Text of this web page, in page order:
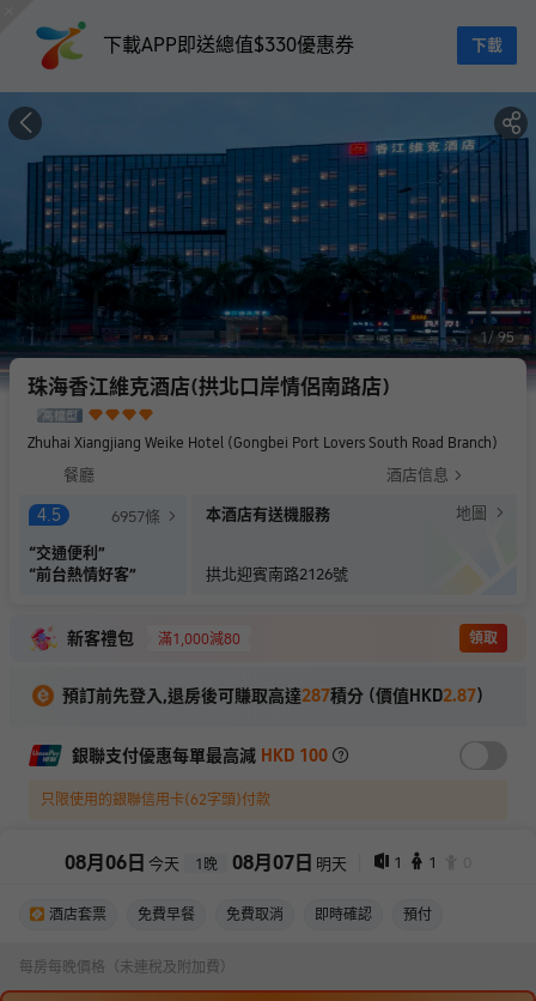
下載APP即送總值$330優惠券 下載
1 95
珠海香江維克酒店(拱北口岸情侶南路店)
Zhuhai Xiangjiang Weike Hotel (Gongbei Port Lovers South Road Branch)
餐廳 酒店信息
4.5 6957條
“交通便利 ”
“前台熱情好客”
本酒店有送機服務 地圖
拱北迎賓南路2126號
新客禮包 滿1,000減80 領取
預訂前先登入,退房後可賺取高達287積分 (價值HKD2.87)
銀聯支付優惠每單最高減 HKD 100
只限使用的銀聯信用卡(62字頭)付款
08月 06 日 今天 1 晚 08月 07 日 明天 1 1
酒店套票 免費早餐 免費取消 即時確認 預付
每房每晚價格（未連稅及附加費）